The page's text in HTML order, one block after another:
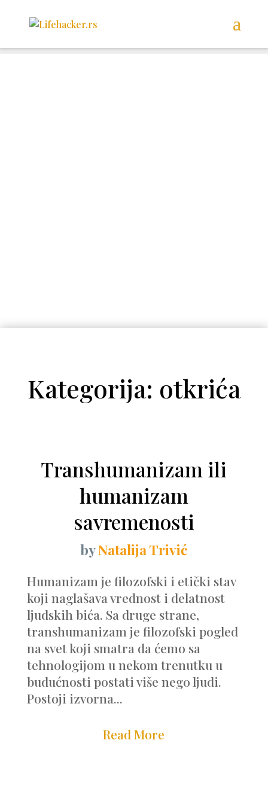
Kategorija: otkrića
Transhumanizam ili
humanizam
savremenosti
byNatalija Trivić
Humanizam je filozofski i etički stav
koji naglašava vrednost i delatnost
ljudskih bića. Sa druge strane,
transhumanizam je filozofski pogled
na svet koji smatra da ćemo sa
tehnologijom u nekom trenutku u
budućnosti postati više nego ljudi.
Postoji izvorna...
Read More